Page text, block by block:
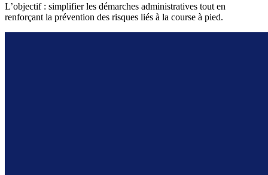
L’objectif : simplifier les démarches administratives tout en
renforçant la prévention des risques liés à la course à pied.